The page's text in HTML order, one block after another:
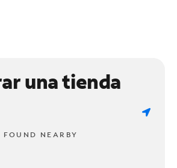
una tienda
NEARBY